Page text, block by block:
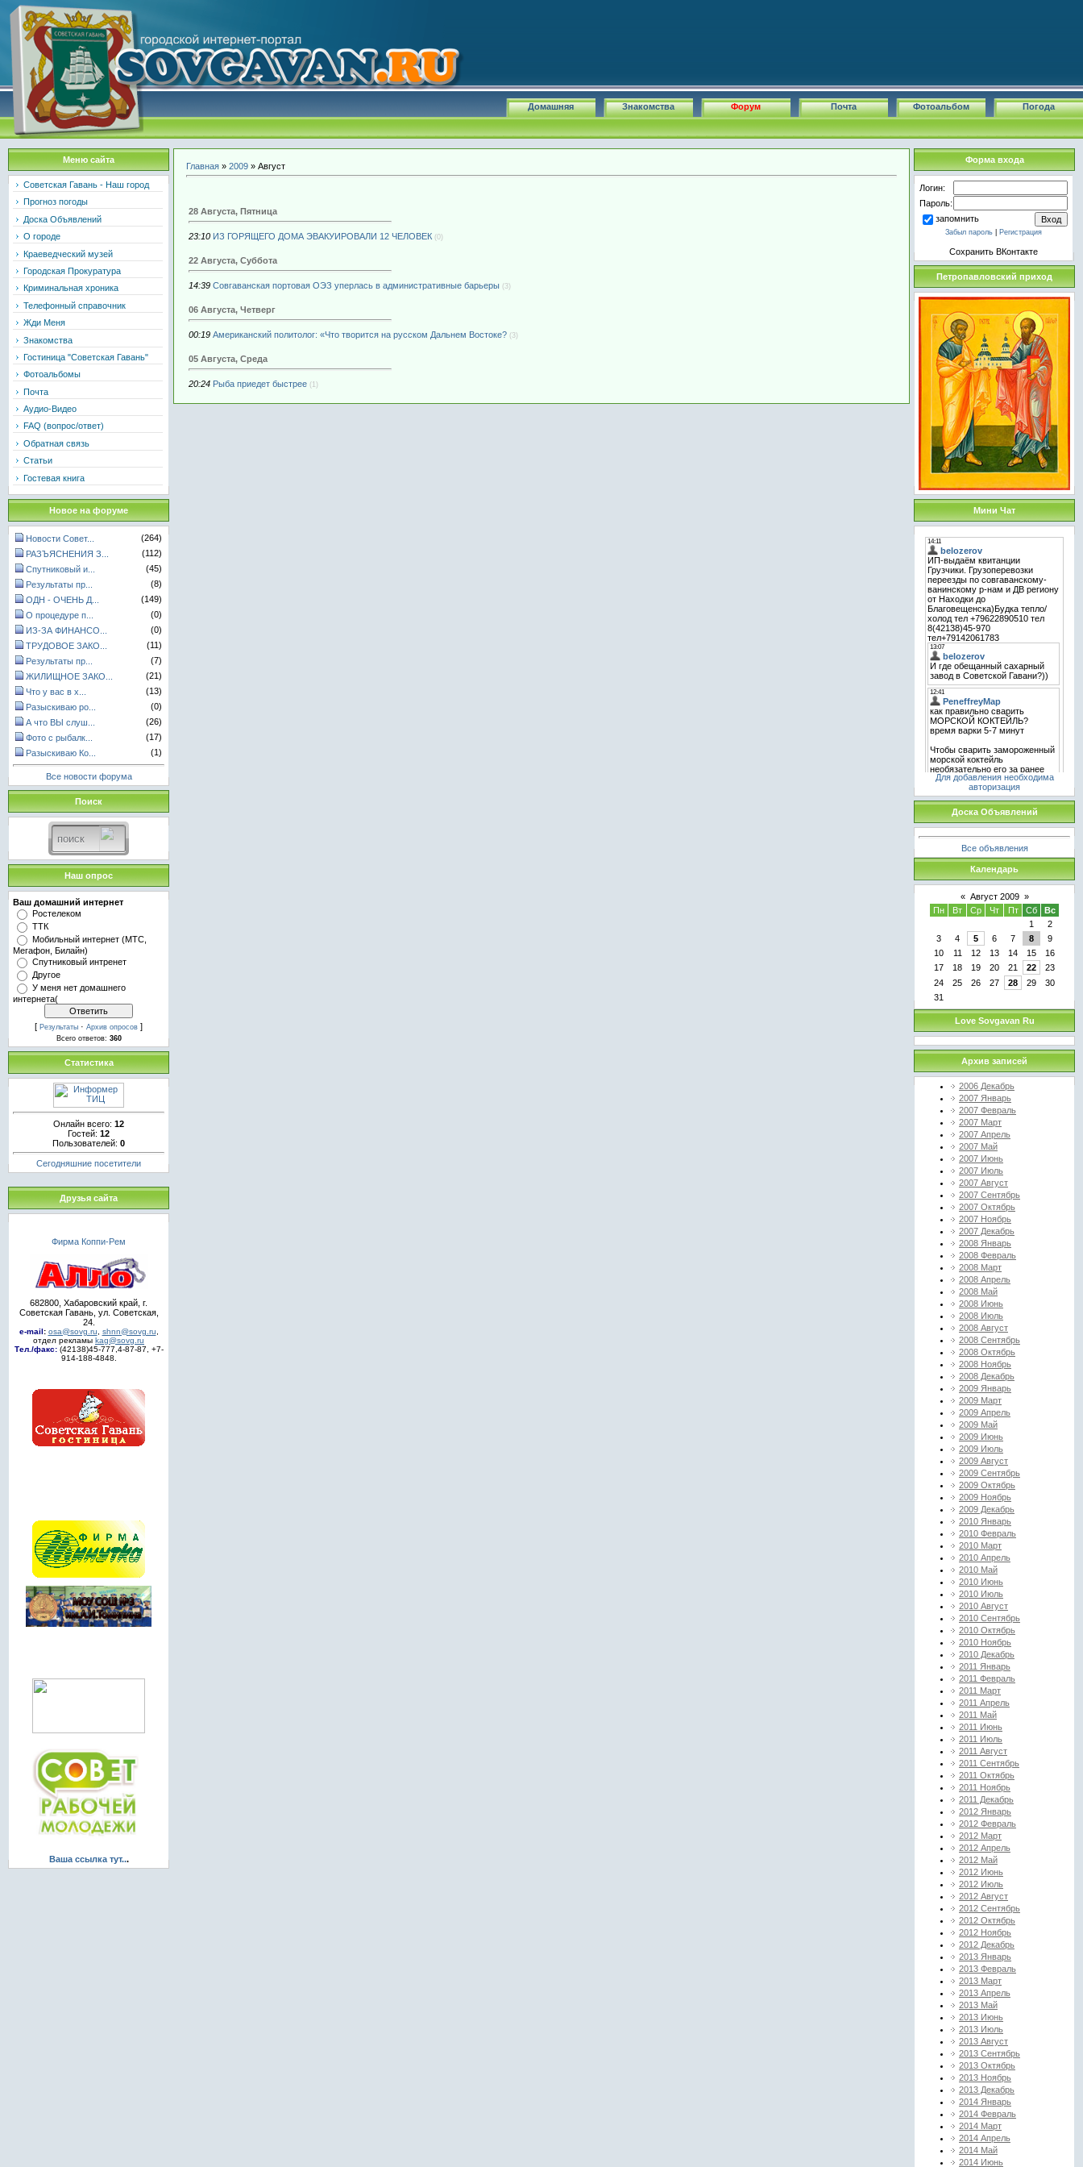
Погода
Фотоальбом
Почта
Форум
Знакомства
Домашняя
Меню сайта
Советская Гавань - Наш город
Прогноз погоды
Доска Объявлений
О городе
Краеведческий музей
Городская Прокуратура
Криминальная хроника
Телефонный справочник
Жди Меня
Знакомства
Гостиница "Советская Гавань"
Фотоальбомы
Почта
Аудио-Видео
FAQ (вопрос/ответ)
Обратная связь
Статьи
Гостевая книга
Новое на форуме
Новости Совет...
(264)
РАЗЪЯСНЕНИЯ З...
(112)
Спутниковый и...
(45)
Результаты пр...
(8)
ОДН - ОЧЕНЬ Д...
(149)
О процедуре п...
(0)
ИЗ-ЗА ФИНАНСО...
(0)
ТРУДОВОЕ ЗАКО...
(11)
Результаты пр...
(7)
ЖИЛИЩНОЕ ЗАКО...
(21)
Что у вас в х...
(13)
Разыскиваю ро...
(0)
А что ВЫ слуш...
(26)
Фото с рыбалк...
(17)
Разыскиваю Ко...
(1)
Все новости форума
Поиск
Наш опрос
Ваш домашний интернет
Ростелеком
ТТК
Мобильный интернет (МТС,
Мегафон, Билайн)
Спутниковый интренет
Другое
У меня нет домашнего
интернета(
[ Результаты · Архив опросов ]
Всего ответов: 360
Статистика
Онлайн всего: 12
Гостей: 12
Пользователей: 0
Сегодняшние посетители
Друзья сайта
Фирма Коппи-Рем
682800, Хабаровский край, г.
Советская Гавань, ул. Советская,
24.
e-mail: osa@sovg.ru shnn@sovg.ru
отдел рекламы kag@sovg.ru
Тел./факс:(42138)45-777,4-87-87, +7-
914-188-4848.
Ваша ссылка тут...
Главная » 2009 » Август
28 Августа, Пятница
23:10 ИЗ ГОРЯЩЕГО ДОМА ЭВАКУИРОВАЛИ 12 ЧЕЛОВЕК (0)
22 Августа, Суббота
14:39 Совгаванская портовая ОЭЗ уперлась в административные барьеры (3)
06 Августа, Четверг
00:19 Американский политолог: «Что творится на русском Дальнем Востоке? (3)
05 Августа, Среда
20:24 Рыба приедет быстрее (1)
Форма входа
Логин:
Пароль:
запомнить
Забыл пароль Регистрация
Сохранить ВКонтакте
Петропавловский приход
Мини Чат
Для добавления необходима
авторизация
Доска Объявлений
Все объявления
Календарь
« Август 2009 »
Пн
Вт Ср Чт Пт Сб
Вс
1
2
3
4 5 6 7 8
9
10
11 12 13 14 15
16
17
18 19 20 21 22
23
24
25 26 27 28 29
30
31
Love Sovgavan Ru
Архив записей
2006 Декабрь
2007 Январь
2007 Февраль
2007 Март
2007 Апрель
2007 Май
2007 Июнь
2007 Июль
2007 Август
2007 Сентябрь
2007 Октябрь
2007 Ноябрь
2007 Декабрь
2008 Январь
2008 Февраль
2008 Март
2008 Апрель
2008 Май
2008 Июнь
2008 Июль
2008 Август
2008 Сентябрь
2008 Октябрь
2008 Ноябрь
2008 Декабрь
2009 Январь
2009 Март
2009 Апрель
2009 Май
2009 Июнь
2009 Июль
2009 Август
2009 Сентябрь
2009 Октябрь
2009 Ноябрь
2009 Декабрь
2010 Январь
2010 Февраль
2010 Март
2010 Апрель
2010 Май
2010 Июнь
2010 Июль
2010 Август
2010 Сентябрь
2010 Октябрь
2010 Ноябрь
2010 Декабрь
2011 Январь
2011 Февраль
2011 Март
2011 Апрель
2011 Май
2011 Июнь
2011 Июль
2011 Август
2011 Сентябрь
2011 Октябрь
2011 Ноябрь
2011 Декабрь
2012 Январь
2012 Февраль
2012 Март
2012 Апрель
2012 Май
2012 Июнь
2012 Июль
2012 Август
2012 Сентябрь
2012 Октябрь
2012 Ноябрь
2012 Декабрь
2013 Январь
2013 Февраль
2013 Март
2013 Апрель
2013 Май
2013 Июнь
2013 Июль
2013 Август
2013 Сентябрь
2013 Октябрь
2013 Ноябрь
2013 Декабрь
2014 Январь
2014 Февраль
2014 Март
2014 Апрель
2014 Май
2014 Июнь